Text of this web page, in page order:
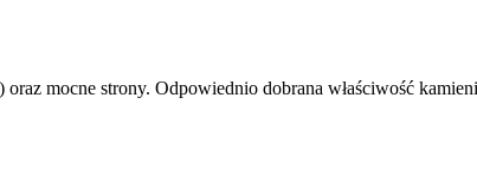
) oraz mocne strony. Odpowiednio dobrana właściwość